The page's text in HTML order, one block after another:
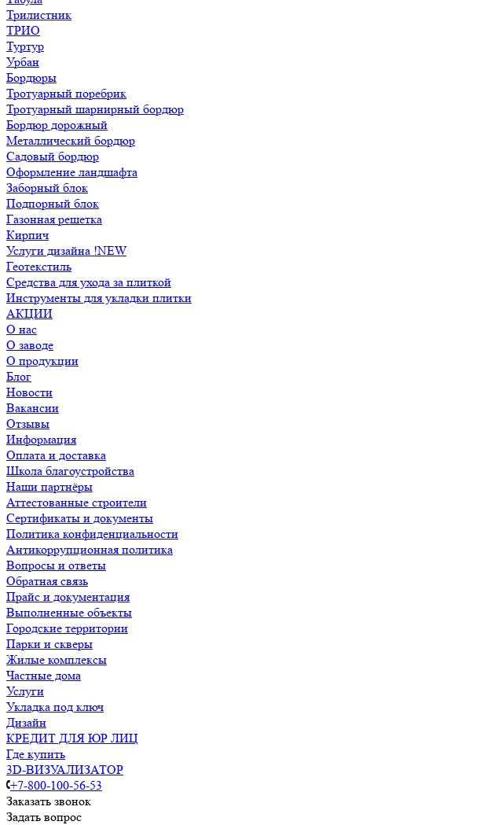
Трилистник
ТРИО
Туртур
Урбан
Бордюры
Тротуарный поребрик
Тротуарный шарнирный бордюр
Бордюр дорожный
Металлический бордюр
Садовый бордюр
Оформление ландшафта
Заборный блок
Подпорный блок
Газонная решетка
Кирпич
Услуги дизайна !NEW
Геотекстиль
Средства для ухода за плиткой
Инструменты для укладки плитки
АКЦИИ
О нас
О заводе
О продукции
Блог
Новости
Вакансии
Отзывы
Информация
Оплата и доставка
Школа благоустройства
Наши партнёры
Аттестованные строители
Сертификаты и документы
Политика конфиденциальности
Антикоррупционная политика
Вопросы и ответы
Обратная связь
Прайс и документация
Выполненные объекты
Городские территории
Парки и скверы
Жилые комплексы
Частные дома
Услуги
Укладка под ключ
Дизайн
КРЕДИТ ДЛЯ ЮР ЛИЦ
Где купить
3D-ВИЗУАЛИЗАТОР
+7-800-100-56-53
Заказать звонок
Задать вопрос